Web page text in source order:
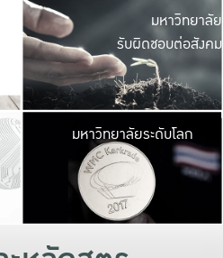
มหาวิ
ค
เปิดประ
และพบเรื่องราวใ
มหาวิทยาลัย
รับผิดชอบต่อสังคม
มหาวิ
เปลี่ยนแปลง แล
เพื่อทำง
ระบบสารสนเทศ
มหาวิทยาลัยระดับโลก